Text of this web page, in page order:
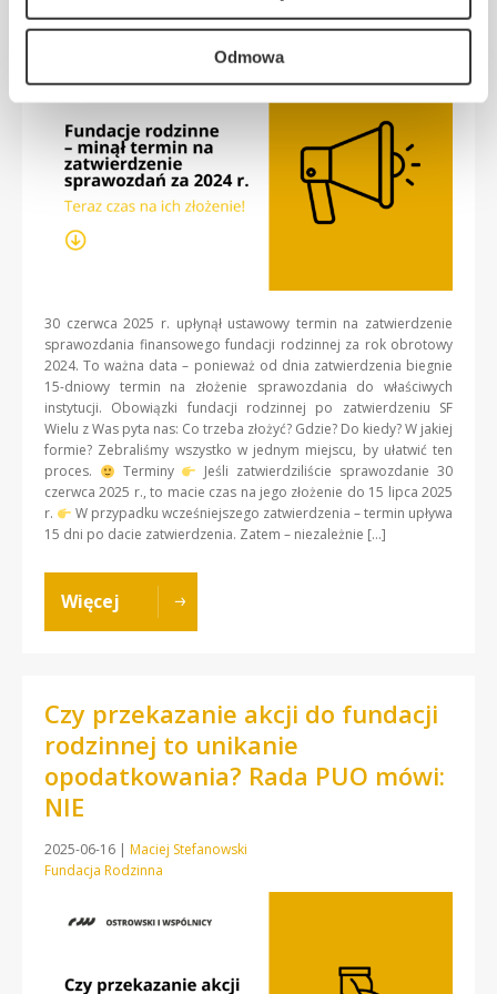
Odmowa
30 czerwca 2025 r. upłynął ustawowy termin na zatwierdzenie
sprawozdania finansowego fundacji rodzinnej za rok obrotowy
2024. To ważna data – ponieważ od dnia zatwierdzenia biegnie
15-dniowy termin na złożenie sprawozdania do właściwych
instytucji. Obowiązki fundacji rodzinnej po zatwierdzeniu SF
Wielu z Was pyta nas: Co trzeba złożyć? Gdzie? Do kiedy? W jakiej
formie? Zebraliśmy wszystko w jednym miejscu, by ułatwić ten
proces.
Terminy
Jeśli zatwierdziliście sprawozdanie 30
czerwca 2025 r., to macie czas na jego złożenie do 15 lipca 2025
r.
W przypadku wcześniejszego zatwierdzenia – termin upływa
15 dni po dacie zatwierdzenia. Zatem – niezależnie […]
Więcej
Czy przekazanie akcji do fundacji
rodzinnej to unikanie
opodatkowania? Rada PUO mówi:
NIE
2025-06-16 | Maciej Stefanowski
Fundacja Rodzinna